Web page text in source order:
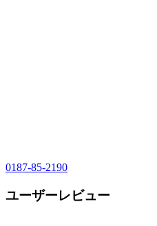
0187-85-2190
ユーザーレビュー